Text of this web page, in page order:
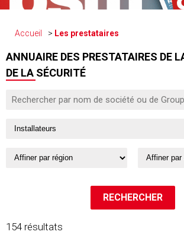
Accueil Les prestataires
ANNUAIRE DES PRESTATAIRES DE
DE LA SÉCURITÉ
154 résultats